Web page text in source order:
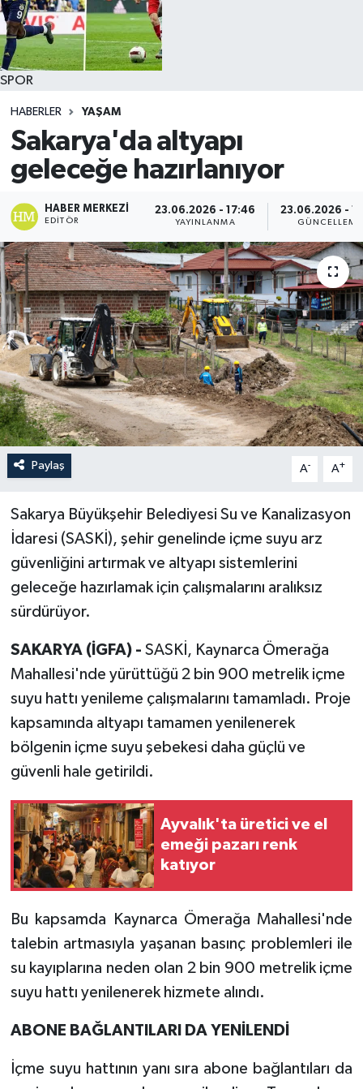
SPOR
HABERLER YAŞAM
Sakarya'da altyapı
geleceğe hazırlanıyor
HABER MERKEZI
EDITÖR
23.06.2026 - 17:46
YAYINLANMA
23.06.2026 -
GÜNCELLEME
Paylaş A- A+
Sakarya Büyükşehir Belediyesi Su ve Kanalizasyon
İdaresi (SASKİ), şehir genelinde içme suyu arz
güvenliğini artırmak ve altyapı sistemlerini
geleceğe hazırlamak için çalışmalarını aralıksız
sürdürüyor.
SAKARYA (İGFA) - SASKİ, Kaynarca Ömerağa
Mahallesi'nde yürüttüğü 2 bin 900 metrelik içme
suyu hattı yenileme çalışmalarını tamamladı. Proje
kapsamında altyapı tamamen yenilenerek
bölgenin içme suyu şebekesi daha güçlü ve
güvenli hale getirildi.
Ayvalık'ta üretici ve el
emeği pazarı renk
katıyor
Bu kapsamda Kaynarca Ömerağa Mahallesi'nde
talebin artmasıyla yaşanan basınç problemleri ile
su kayıplarına neden olan 2 bin 900 metrelik içme
suyu hattı yenilenerek hizmete alındı.
ABONE BAĞLANTILARI DA YENİLENDİ
İçme suyu hattının yanı sıra abone bağlantıları da